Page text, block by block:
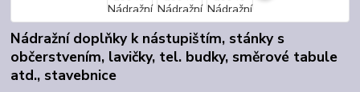
Nádražní doplňky k nástupištím, stánky s
občerstvením, lavičky, tel. budky, směrové tabule
atd., stavebnice